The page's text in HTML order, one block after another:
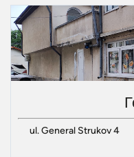
ul. General Strukov 4